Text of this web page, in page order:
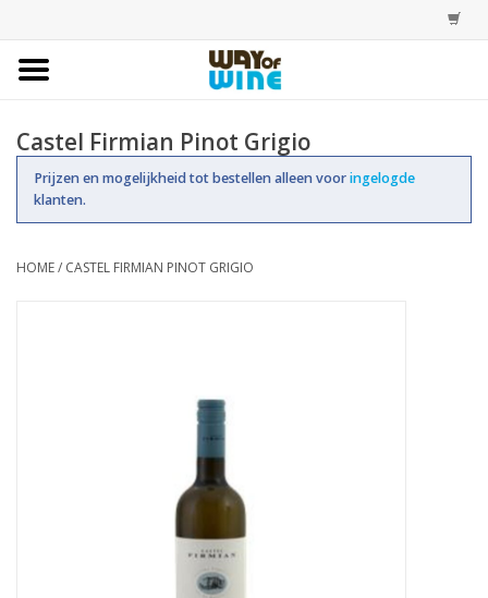
Bestellingen
Assortiment
Castel Firmian Pinot Grigio
Prijzen en mogelijkheid tot bestellen alleen vooringelogde
klanten.
HOME/ CASTEL FIRMIAN PINOT GRIGIO